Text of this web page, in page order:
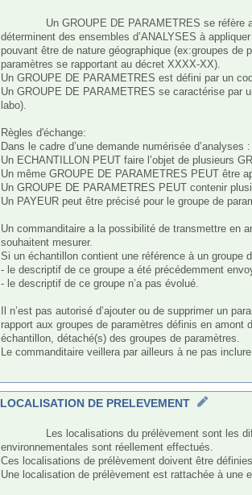
déterminent des ensembles d’ANALYSES à
pouvant être de nature géographique (ex:groupes
paramètres se rapportant au décret XXXX-XX).
Un GROUPE DE PARAMETRES est défini par un
Un GROUPE DE PARAMETRES se caractérise par
labo).
Règles d'échange:
Dans le cadre d’une demande numérisée d’analyses :
Un ECHANTILLON PEUT faire l’objet de plusieurs
Un même GROUPE DE PARAMETRES PEUT être
Un GROUPE DE PARAMETRES PEUT contenir
Un PAYEUR peut être précisé pour le groupe de
Un commanditaire a la possibilité de transmettre en
souhaitent mesurer.
Si un échantillon contient une référence à un groupe
- le descriptif de ce groupe a été précédemment
- le descriptif de ce groupe n’a pas évolué.
Il n’est pas autorisé d’ajouter ou de supprimer un
rapport aux groupes de paramètres définis en
échantillon, détaché(s) des groupes de paramètres.
Le commanditaire veillera par ailleurs à ne pas
LOCALISATION DE PRELEVEMENT
environnementales sont réellement effectués.
Ces localisations de prélèvement doivent être
Une localisation de prélèvement est rattachée à une